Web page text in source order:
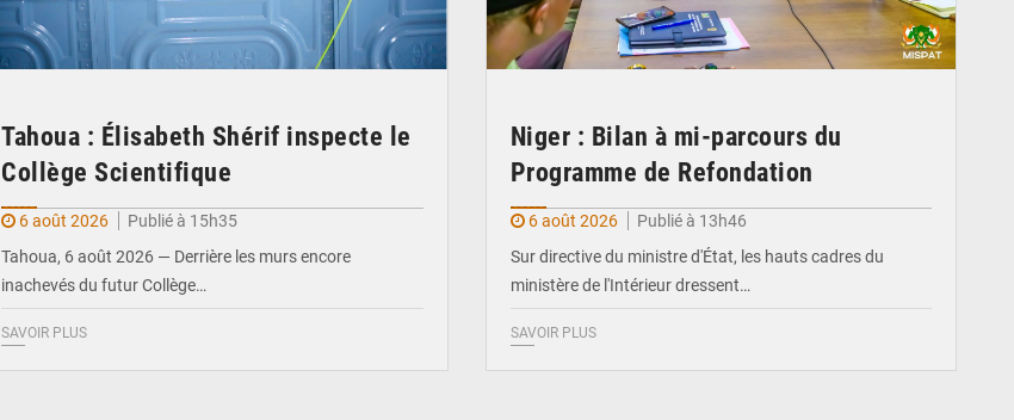
Tahoua : Élisabeth Shérif inspecte le
Collège Scientifique
6 août 2026
Publié à 15h35
Tahoua, 6 août 2026 — Derrière les murs encore
inachevés du futur Collège…
SAVOIR PLUS
Niger : Bilan à mi-parcours du
Programme de Refondation
6 août 2026
Publié à 13h46
Sur directive du ministre d'État, les hauts cadres du
ministère de l'Intérieur dressent…
SAVOIR PLUS